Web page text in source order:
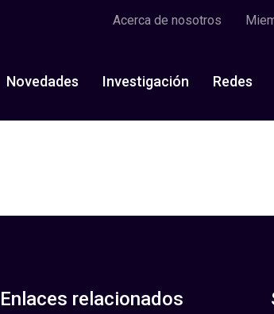
Acerca de nosotros
Novedades Investigación Redes
Enlaces relacionados